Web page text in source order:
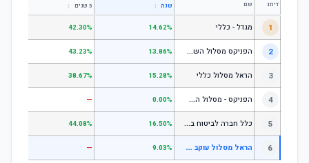
דירוג שם שנה ↕ 3 שנים ↕
1 מגדל - כללי 14.62%
42.30%
2 ה
פניקס מסלול השקעה כללי 13.86%
43.23%
3 הראל מסלול כללי 15.28%
38.67%
4 ה
פניקס - מסלול השקעה בניהול אישי 0.00%
—
5 כ
לל חברה לביטוח בע"מ כללי 16.50%
44.08%
6 ה
ראל מסלול עוקב מדדים- אג"ח עם מניות (עד 25% מניות) 9.03%
—